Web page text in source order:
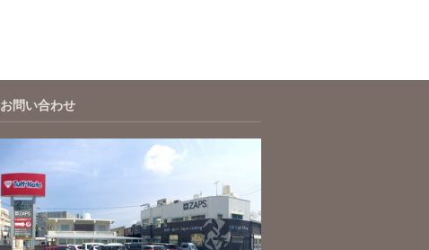
お問い合わせ